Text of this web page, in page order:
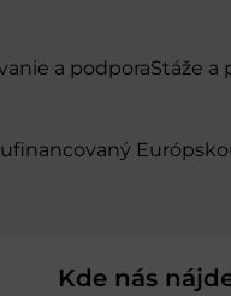
a podporaStáže a
Kde nás